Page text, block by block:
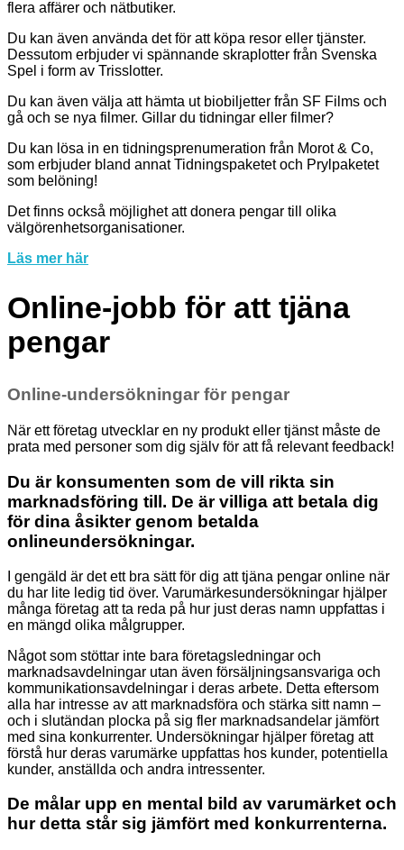
flera affärer och nätbutiker.
Du kan även använda det för att köpa resor eller tjänster.
Dessutom erbjuder vi spännande skraplotter från Svenska
Spel i form av Trisslotter.
Du kan även välja att hämta ut biobiljetter från SF Films och
gå och se nya filmer. Gillar du tidningar eller filmer?
Du kan lösa in en tidningsprenumeration från Morot & Co,
som erbjuder bland annat Tidningspaketet och Prylpaketet
som belöning!
Det finns också möjlighet att donera pengar till olika
välgörenhetsorganisationer.
Läs mer här
Online-jobb för att tjäna
pengar
Online-undersökningar för pengar
När ett företag utvecklar en ny produkt eller tjänst måste de
prata med personer som dig själv för att få relevant feedback!
Du är konsumenten som de vill rikta sin
marknadsföring till. De är villiga att betala dig
för dina åsikter genom betalda
onlineundersökningar.
I gengäld är det ett bra sätt för dig att tjäna pengar online när
du har lite ledig tid över. Varumärkesundersökningar hjälper
många företag att ta reda på hur just deras namn uppfattas i
en mängd olika målgrupper.
Något som stöttar inte bara företagsledningar och
marknadsavdelningar utan även försäljningsansvariga och
kommunikationsavdelningar i deras arbete. Detta eftersom
alla har intresse av att marknadsföra och stärka sitt namn –
och i slutändan plocka på sig fler marknadsandelar jämfört
med sina konkurrenter. Undersökningar hjälper företag att
förstå hur deras varumärke uppfattas hos kunder, potentiella
kunder, anställda och andra intressenter.
De målar upp en mental bild av varumärket och
hur detta står sig jämfört med konkurrenterna.